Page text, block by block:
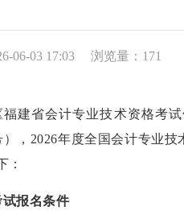
06-03 17:03 浏览量： 171
福建省会计专业技术资格考
，2026年度全国会计专业技
：
报名条件